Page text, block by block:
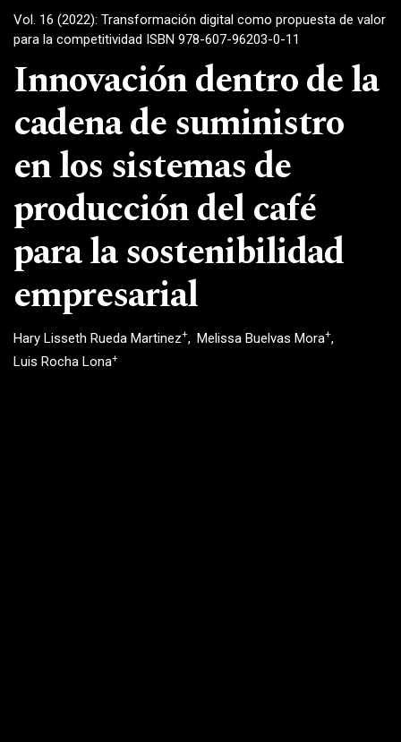
Vol. 16 (2022): Transformación digital como propuesta de valor
para la competitividad ISBN 978-607-96203-0-11
Innovación dentro de la
cadena de suministro
en los sistemas de
producción del café
para la sostenibilidad
empresarial
Hary Lisseth Rueda Martinez+ Melissa Buelvas Mora+
Luis Rocha Lona+